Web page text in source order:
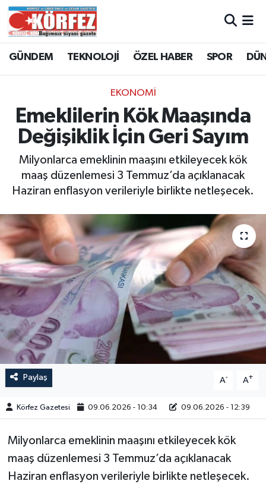
GÜNDEM TEKNOLOJİ ÖZEL HABER SPOR
EKONOMİ
Emeklilerin Kök Maaşında
Değişiklik İçin Geri Sayım
Milyonlarca emeklinin maaşını etkileyecek kök
maaş düzenlemesi 3 Temmuz’da açıklanacak
Haziran enflasyon verileriyle birlikte netleşecek.
Paylaş A- A+
Körfez Gazetesi 09.06.2026 - 10:34 09.06.2026 - 12:39
Milyonlarca emeklinin maaşını etkileyecek kök
maaş düzenlemesi 3 Temmuz’da açıklanacak
Haziran enflasyon verileriyle birlikte netleşecek.
Trafik Durumu
Süper Lig Puan Durumu ve Fikstür
Tüm Manşetler
Son Dakika Haberleri
Haber Arşivi